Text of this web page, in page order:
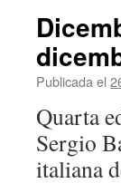
Publicada el
Quarta
Sergio
italiana